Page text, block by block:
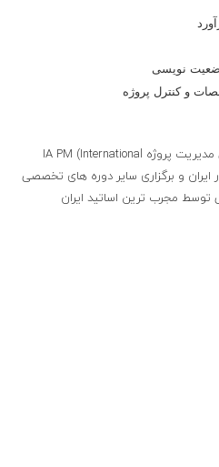
نویسی
و کنترل پروژه
به عنوان نماینده آکادمی بین المللی مدیریت پروژه IA PM (International
ایران و برگزاری سایر دوره های تخصصی
توسط مجرب ترین اساتید ایران